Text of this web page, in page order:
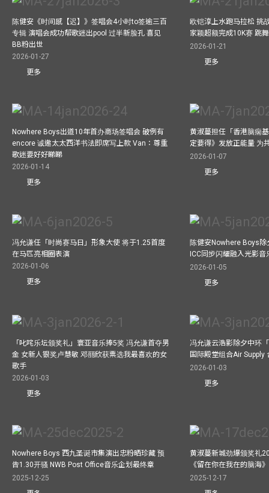
陈健安《时间感【迟】》签唱会4小时to签逾三百
专辑 演唱会成功帮歌迷出pool 过半新脸孔 喜见
BB粉出世
2026-01-27
更多
欧铠淳上水跑马拉松 挑
家颖超额完成10K赛 跳
2026-01-21
更多
Nowhere Boys出道10年首办商场签唱会 破例有
encore 诚邀太太西洋书法即席写上款 Van：尊重
歌迷要好好睇睇
2026-01-14
更多
黄淑蔓担任「香港脑痫
定要得》发放正能量 为
2026-01-07
更多
冯允谦任「时尚赛马日」形象大使 将于1.25首度
在马匹亮相圈表演
2026-01-06
更多
陈健安Nowhere Boys
ICC同步闪耀融入光影音
2026-01-05
更多
「叱咤乐坛颁奖礼」寰亚音乐捧5奖 冯允谦首夺男
金 女新人银奖卢慧敏 邓丽欣获票选我最喜欢的女
歌手
2026-01-03
更多
冯允谦云浩影除夕中环
国际殿堂组合Air Supply
2026-01-03
更多
Nowhere Boys 西九圣诞市集演出忠粉晒珍藏 预
告1.30开骚 NWB Post Office音乐企划最终章
2025-12-25
黄淑蔓新城劲爆颁奖礼
《留在你在我在的脑海
2025-12-17